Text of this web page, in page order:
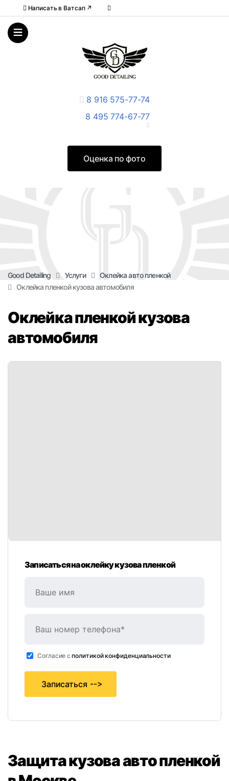
Написать в Ватcап ↗
8 916 575-77-74
8 495 774-67-77
Оценка по фото
Good Detailing Услуги
Оклейка авто пленкой
Оклейка пленкой кузова автомобиля
Оклейка пленкой кузова
автомобиля
Записаться на оклейку кузова пленкой
Cогласие сполитикой конфиденциальности
Записаться
Защита кузова авто пленкой